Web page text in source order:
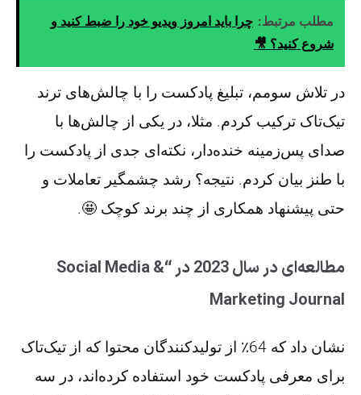
مطلب مرتبط: چرا باید امروز ویدیو خود را ضبط کنید و
شروع کنید؟ 🎥
در تلاش سومم، تبلیغ پادکست را با چالش‌های ترند
تیک‌تاک ترکیب کردم. مثلا، در یکی از چالش‌ها با
صدای پس‌زمینه خنده‌دار، نکته‌ای جدی از پادکست را
با طنز بیان کردم. نتیجه؟ رشد چشمگیر تعاملات و
حتی پیشنهاد همکاری از چند برند کوچک 🤩.
مطالعه‌ای در سال 2023 در “Social Media &
Marketing Journal
نشان داد که 64٪ از تولیدکنندگان محتوا که از تیک‌تاک
برای معرفی پادکست خود استفاده کرده‌اند، در سه